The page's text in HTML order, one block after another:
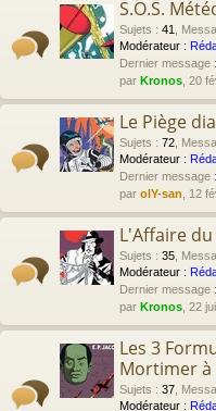
S.O.S.
Sujets : 41
Modérateur :
Dernier message :
par Kronos , 20
Le Piège
Sujets : 72
Modérateur :
Dernier message :
par olY-san , 12
L'Affaire
Sujets : 35
Modérateur :
Dernier message :
par Kronos , 22
Les 3
Mortimer à
Sujets : 37
Modérateur :